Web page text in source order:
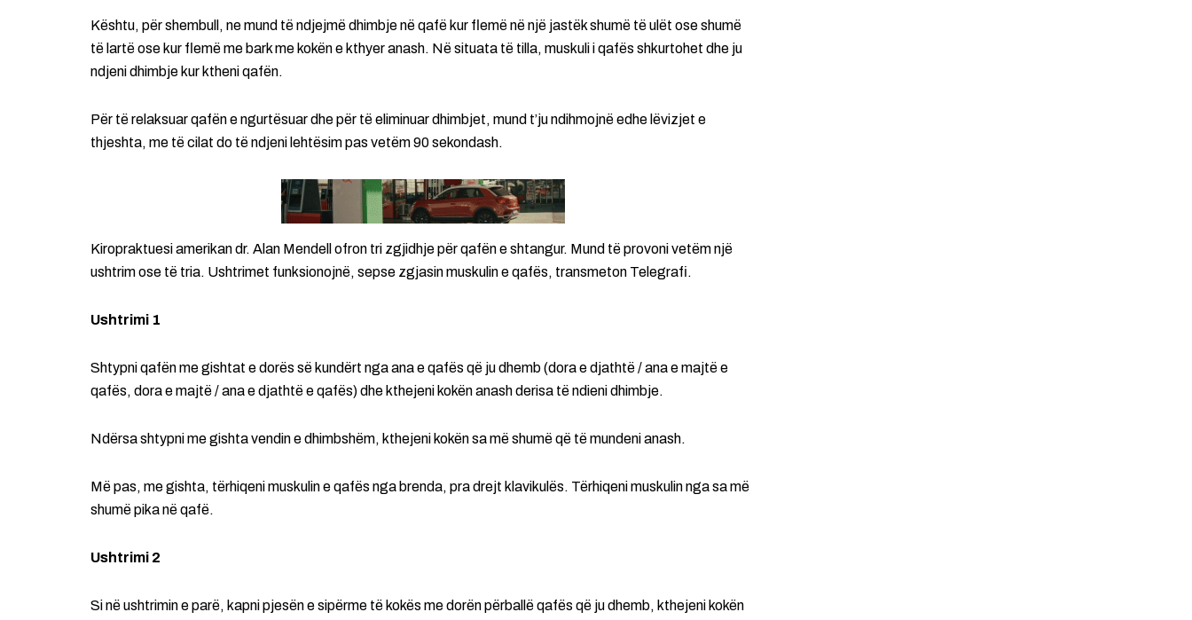
Kështu, për shembull, ne mund të ndjejmë dhimbje në qafë kur flemë në një jastëk shumë të ulët ose shumë
të lartë ose kur flemë me bark me kokën e kthyer anash. Në situata të tilla, muskuli i qafës shkurtohet dhe ju
ndjeni dhimbje kur ktheni qafën.
Për të relaksuar qafën e ngurtësuar dhe për të eliminuar dhimbjet, mund t’ju ndihmojnë edhe lëvizjet e
thjeshta, me të cilat do të ndjeni lehtësim pas vetëm 90 sekondash.
Kiropraktuesi amerikan dr. Alan Mendell ofron tri zgjidhje për qafën e shtangur. Mund të provoni vetëm një
ushtrim ose të tria. Ushtrimet funksionojnë, sepse zgjasin muskulin e qafës, transmeton Telegrafi.
Ushtrimi 1
Shtypni qafën me gishtat e dorës së kundërt nga ana e qafës që ju dhemb (dora e djathtë / ana e majtë e
qafës, dora e majtë / ana e djathtë e qafës) dhe kthejeni kokën anash derisa të ndieni dhimbje.
Ndërsa shtypni me gishta vendin e dhimbshëm, kthejeni kokën sa më shumë që të mundeni anash.
Më pas, me gishta, tërhiqeni muskulin e qafës nga brenda, pra drejt klavikulës. Tërhiqeni muskulin nga sa më
shumë pika në qafë.
Ushtrimi 2
Si në ushtrimin e parë, kapni pjesën e sipërme të kokës me dorën përballë qafës që ju dhemb, kthejeni kokën